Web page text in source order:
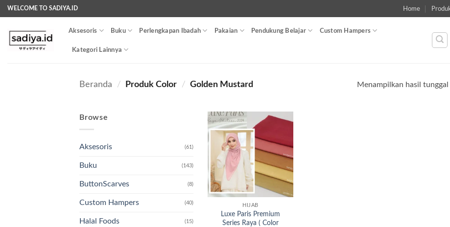
Skip
to
content
WELCOME TO SADIYA.ID Home
Aksesoris Buku Perlengkapan Ibadah Pakaian Pendukung Belajar Custom Hampers
Kategori Lainnya
Beranda / Produk Color / Golden Mustard Menampilkan hasil tunggal
Browse
Aksesoris (61)
Buku (143)
ButtonScarves (8)
Custom Hampers (40)
Halal Foods (15)
wishlist
HIJAB
Luxe Paris Premium
Series Raya ( Color